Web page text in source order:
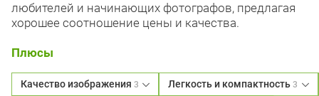
любителей и начинающих фотографов, предлагая
хорошее соотношение цены и качества.
Плюсы
Качество изображения 3 Легкость и компактность3